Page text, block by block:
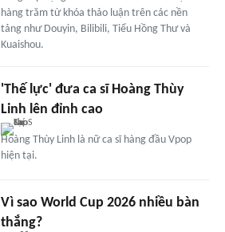
hàng trăm từ khóa thảo luận trên các nền
tảng như Douyin, Bilibili, Tiểu Hồng Thư và
Kuaishou.
'Thế lực' đưa ca sĩ Hoàng Thùy
Linh lên đỉnh cao
Hoàng Thùy Linh là nữ ca sĩ hàng đầu Vpop
hiện tại.
Vì sao World Cup 2026 nhiều bàn
thắng?